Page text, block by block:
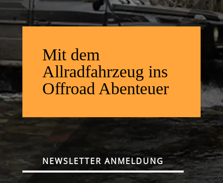
Mit dem
Allradfahrzeug ins
Offroad Abenteuer
NEWSLETTER ANMELDUNG